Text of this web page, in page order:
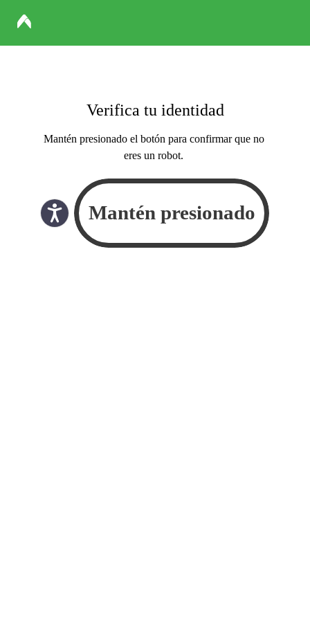
Verifica tu identidad
Mantén presionado el botón para confirmar que no
eres un robot.